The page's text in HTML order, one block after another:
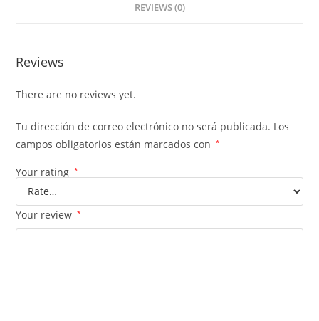
REVIEWS (0)
Reviews
There are no reviews yet.
Tu dirección de correo electrónico no será publicada. Los
campos obligatorios están marcados con
*
Your rating *
Your review *